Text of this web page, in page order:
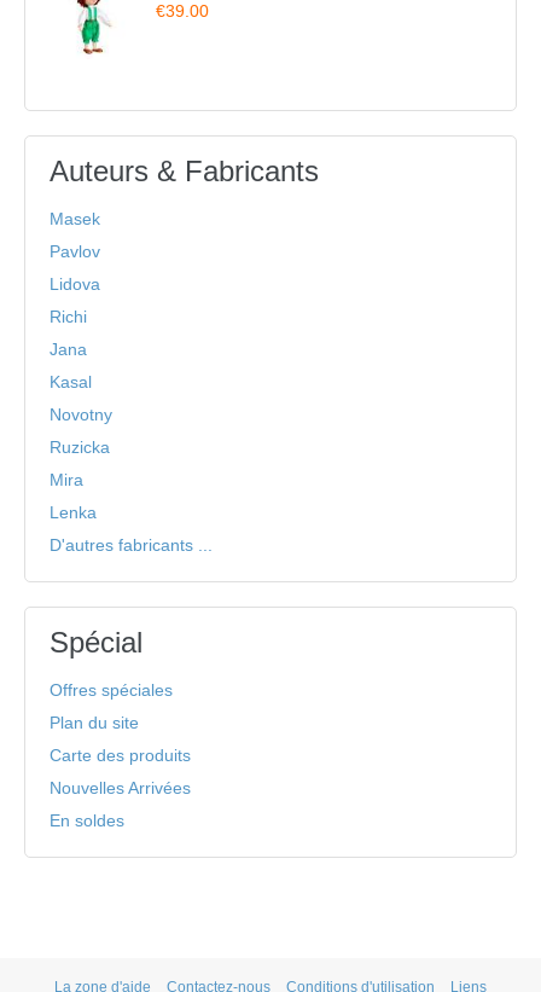
€39.00
Auteurs & Fabricants
Masek
Pavlov
Lidova
Richi
Jana
Kasal
Novotny
Ruzicka
Mira
Lenka
D'autres fabricants ...
Spécial
Offres spéciales
Plan du site
Carte des produits
Nouvelles Arrivées
En soldes
La zone d'aide Contactez-nous Conditions d'utilisation Liens